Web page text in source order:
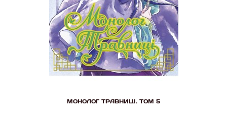
МОНОЛОГ ТРАВНИЦІ. ТОМ 5